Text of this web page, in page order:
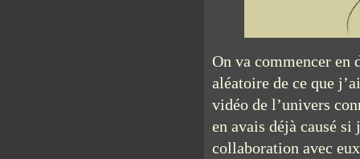
On va commencer en
aléatoire de ce que
vidéo de l’univers
en avais déjà causé si
collaboration avec